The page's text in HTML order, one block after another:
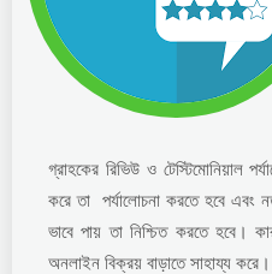
গ্রাহকের রিভিউ ও টেস্টিমোনিয়াল
করে তা পর্যালোচনা করতে হবে এবং
ভাবে পায় তা নিশ্চিত করতে হবে।
অনলাইন বিক্রয় বাড়াতে সাহায্য করে।